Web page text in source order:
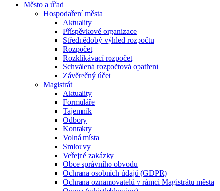
Město a úřad
Hospodaření města
Aktuality
Příspěvkové organizace
Střednědobý výhled rozpočtu
Rozpočet
Rozklikávací rozpočet
Schválená rozpočtová opatření
Závěrečný účet
Magistrát
Aktuality
Formuláře
Tajemník
Odbory
Kontakty
Volná místa
Smlouvy
Veřejné zakázky
Obce správního obvodu
Ochrana osobních údajů (GDPR)
Ochrana oznamovatelů v rámci Magistrátu města